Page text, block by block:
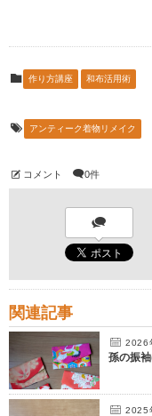
作り方講座 和布活用術
アンティーク着物リメイク
コメント 0件
関連記事
2026
孫の振
2025